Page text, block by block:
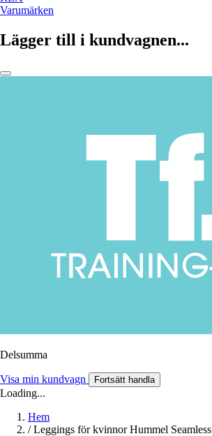
Varumärken
Lägger till i kundvagnen...
Delsumma
Visa min kundvagn Fortsätt handla
Loading...
Hem
/ Leggings för kvinnor Hummel Seamless